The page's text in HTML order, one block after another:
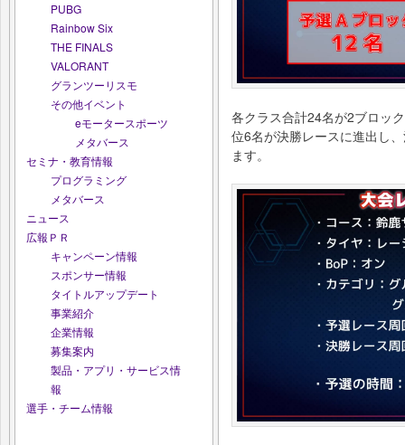
PUBG
Rainbow Six
THE FINALS
VALORANT
グランツーリスモ
その他イベント
eモータースポーツ
メタバース
セミナ・教育情報
プログラミング
メタバース
ニュース
広報ＰＲ
キャンペーン情報
スポンサー情報
タイトルアップデート
事業紹介
企業情報
募集案内
製品・アプリ・サービス情
報
選手・チーム情報
各クラス合計24名が2ブロッ
位6名が決勝レースに進出し
ます。